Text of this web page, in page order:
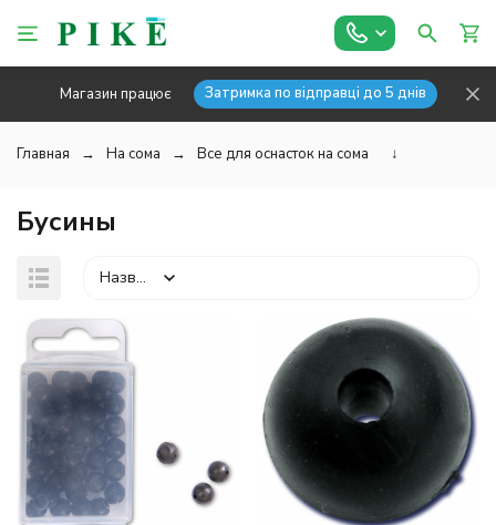
Магазин працює Затримка по відправці до 5 днів
Главная На сома Все для оснасток на сома ↓
Бусины
Назва